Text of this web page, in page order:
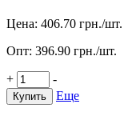
Цена: 406.70 грн./шт.
Опт: 396.90 грн./шт.
+ -
Купить Еще